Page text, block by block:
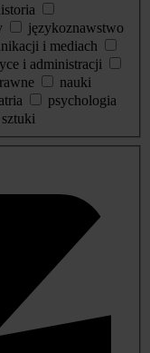
językoznawstwo
i mediach
i administracji
nauki
psychologia